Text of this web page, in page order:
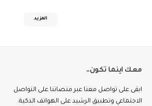
المزيد
معك اينما تكون..
ابقى على تواصل معنا عبر منصاتنا على التواصل
الاجتماعي وتطبيق الرشيد على الهواتف الذكية.